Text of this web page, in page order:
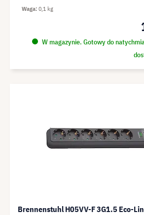
W magazynie. Gotowy do
Waga 0,1 kg
Brennenstuhl H05VV-F 3G1.5 Eco-